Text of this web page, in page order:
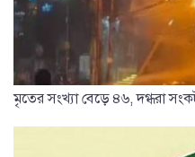
মৃতের সংখ্যা বেড়ে ৪৬, দগ্ধরা